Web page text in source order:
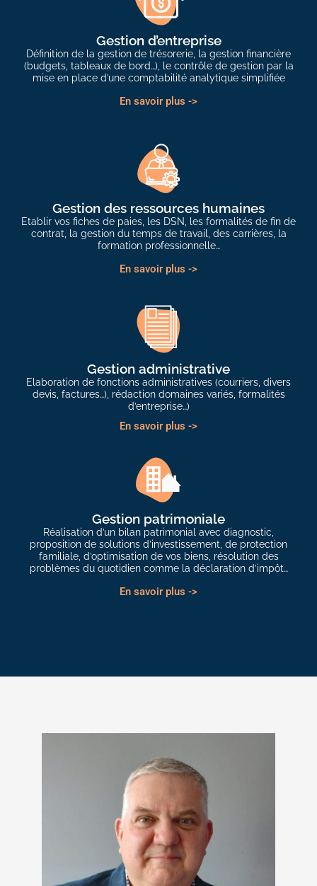
Gestion d’entreprise
Définition de la gestion de trésorerie, la gestion financière
(budgets, tableaux de bord…), le contrôle de gestion par la
mise en place d’une comptabilité analytique simplifiée
En savoir plus ->
Gestion des ressources humaines
Etablir vos fiches de paies, les DSN, les formalités de fin de
contrat, la gestion du temps de travail, des carrières, la
formation professionnelle…
En savoir plus ->
Gestion administrative
Elaboration de fonctions administratives (courriers, divers
devis, factures…), rédaction domaines variés, formalités
d’entreprise…)
En savoir plus ->
Gestion patrimoniale
Réalisation d’un bilan patrimonial avec diagnostic,
proposition de solutions d’investissement, de protection
familiale, d’optimisation de vos biens, résolution des
problèmes du quotidien comme la déclaration d’impôt…
En savoir plus ->